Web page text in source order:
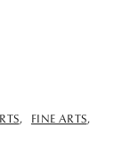
FINE ARTS